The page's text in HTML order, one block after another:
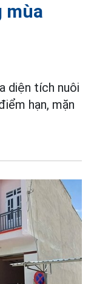
mùa
diện tích nuôi
hạn, mặn